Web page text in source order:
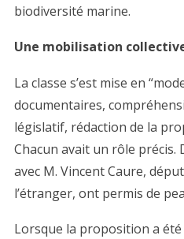
biodiversité marine.
Une mobilisation
La classe s’est mise en
documentaires,
législatif, rédaction de la
Chacun avait un rôle précis.
avec M. Vincent Caure,
l’étranger, ont permis de
Lorsque la proposition a